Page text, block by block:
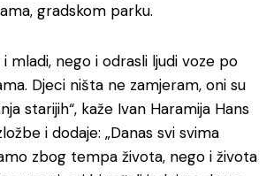
gradskom parku.
mladi, nego i odrasli ljudi voze po
Djeci ništa ne zamjeram, oni su
starijih“, kaže Ivan Haramija Hans
i dodaje: „Danas svi svima
zbog tempa života, nego i života